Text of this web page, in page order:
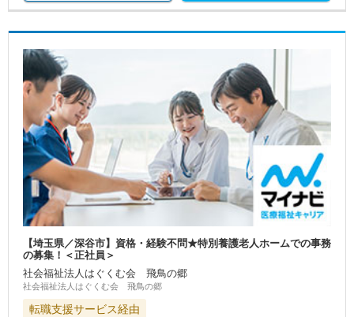
【埼玉県／深谷市】資格・経験不問★特別養護老人ホームでの事務
の募集！＜正社員＞
社会福祉法人はぐくむ会 飛鳥の郷
社会福祉法人はぐくむ会 飛鳥の郷
転職支援サービス経由